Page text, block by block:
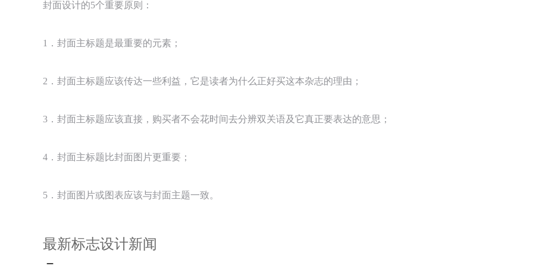
封面设计的5个重要原则：
1．封面主标题是最重要的元素；
2．封面主标题应该传达一些利益，它是读者为什么正好买这本杂志的理由；
3．封面主标题应该直接，购买者不会花时间去分辨双关语及它真正要表达的意思；
4．封面主标题比封面图片更重要；
5．封面图片或图表应该与封面主题一致。
最新标志设计新闻
－